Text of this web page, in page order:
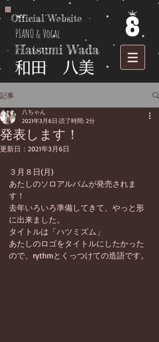
Official Website
PIANO & Vocal
Hatsumi Wada
​和田 八美
記事
発表します！
八ちゃん
2021年3月6日 読了時間: 2分
更新日： 2021年3月6日
３月８日(月)
あたしのソロアルバムが発売されま
す！
去年いろいろ準備してきて、やっと形
に出来ました。
タイトルは「ハツミズム」
あたしのロゴをタイトルにしたかった
ので、rythmとくっつけての造語です。